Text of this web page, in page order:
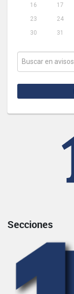
16
17
23
24
30
31
Secciones